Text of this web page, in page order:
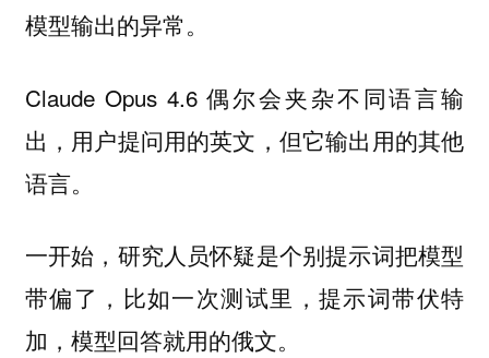
模型输出的异常。
Claude Opus 4.6 偶尔会夹杂不同语言输
出，用户提问用的英文，但它输出用的其他
语言。
一开始，研究人员怀疑是个别提示词把模型
带偏了，比如一次测试里，提示词带伏特
加，模型回答就用的俄文。